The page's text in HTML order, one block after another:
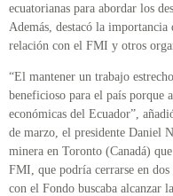
ecuatorianas para abordar los
Además, destacó la
relación con el FMI y otros
“El mantener un trabajo
beneficioso para el país porque
económicas del Ecuador”,
de marzo, el presidente Daniel
minera en Toronto (Canadá)
FMI, que podría cerrarse en
con el Fondo buscaba alcanzar